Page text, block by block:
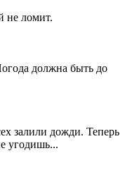
не ломит.
должна быть до
залили дожди. Теперь
угодишь...